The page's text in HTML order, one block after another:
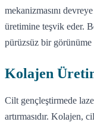
mekanizmasını
üretimine teşvik eder.
pürüzsüz bir görünüme
Kolajen
Cilt gençleştirmede
artırmasıdır. Kolajen,